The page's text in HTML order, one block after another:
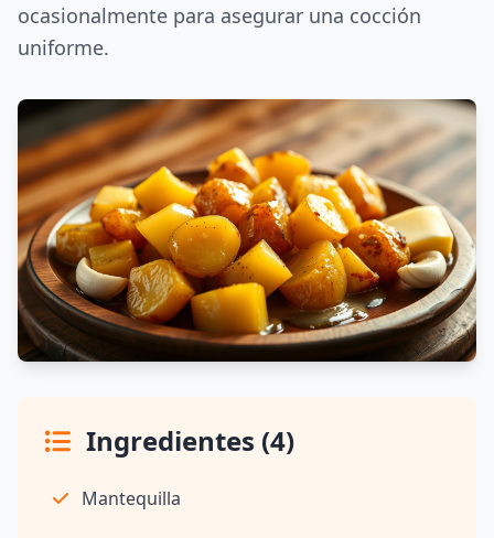
ocasionalmente para asegurar una cocción
uniforme.
Ingredientes (4)
Mantequilla